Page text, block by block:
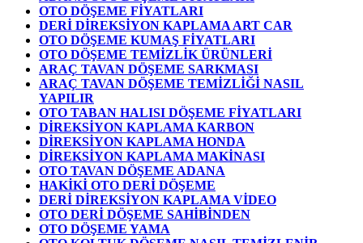
OTO DÖŞEME FİYATLARI
DERİ DİREKSİYON KAPLAMA ART CAR
OTO DÖŞEME KUMAŞ FİYATLARI
OTO DÖŞEME TEMİZLİK ÜRÜNLERİ
ARAÇ TAVAN DÖŞEME SARKMASI
ARAÇ TAVAN DÖŞEME TEMİZLİĞİ NASIL
YAPILIR
OTO TABAN HALISI DÖŞEME FİYATLARI
DİREKSİYON KAPLAMA KARBON
DİREKSİYON KAPLAMA HONDA
DİREKSİYON KAPLAMA MAKİNASI
OTO TAVAN DÖŞEME ADANA
HAKİKİ OTO DERİ DÖŞEME
DERİ DİREKSİYON KAPLAMA VİDEO
OTO DERİ DÖŞEME SAHİBİNDEN
OTO DÖŞEME YAMA